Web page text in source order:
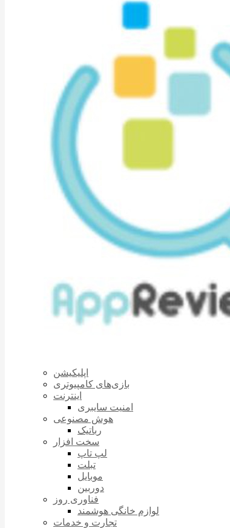
اپلیکیشن
بازی‌های کامپیوتری
اینترنت
امنیت سایبری
هوش مصنوعی
رباتیک
سخت افزار
لپ تاپ
تبلت
موبایل
دوربین
فناوری روز
لوازم خانگی هوشمند
تجارت و خدمات